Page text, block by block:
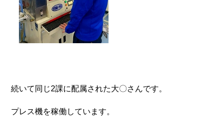
続いて同じ2課に配属された大〇さんです。
プレス機を稼働しています。